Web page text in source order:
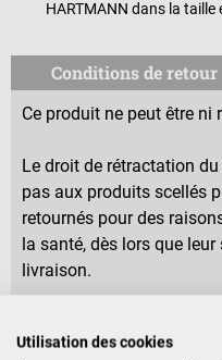
HARTMANN dans la
Conditions de retour
Ce produit ne peut être ni
Le droit de rétractation
pas aux produits scellés
retournés pour des
la santé, dès lors que
livraison.
Identification du produit
Utilisation des cookies